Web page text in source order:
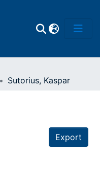
Sutorius, Kaspar
Export